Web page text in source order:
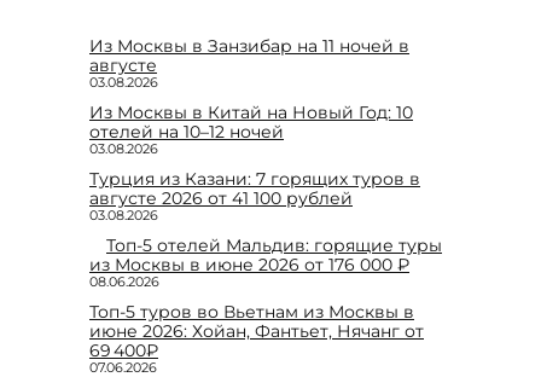
Из Москвы в Занзибар на 11 ночей в
августе
03.08.2026
Из Москвы в Китай на Новый Год: 10
отелей на 10–12 ночей
03.08.2026
Турция из Казани: 7 горящих туров в
августе 2026 от 41 100 рублей
03.08.2026
Топ-5 отелей Мальдив: горящие туры
из Москвы в июне 2026 от 176 000 ₽
08.06.2026
Топ-5 туров во Вьетнам из Москвы в
июне 2026: Хойан, Фантьет, Нячанг от
69 400₽
07.06.2026